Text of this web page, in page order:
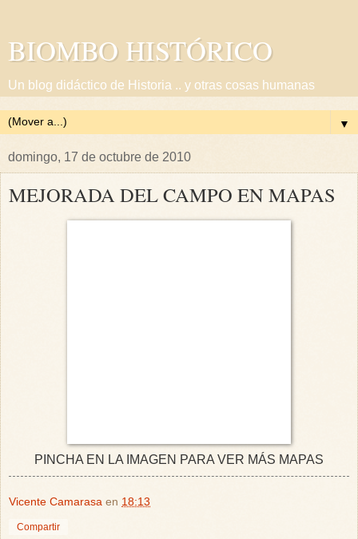
BIOMBO HISTÓRICO
Un blog didáctico de Historia .. y otras cosas humanas
▼
domingo, 17 de octubre de 2010
MEJORADA DEL CAMPO EN MAPAS
PINCHA EN LA IMAGEN PARA VER MÁS MAPAS
Vicente Camarasa en 18:13
Compartir